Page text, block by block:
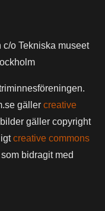
o Tekniska museet
gäller creative
gäller copyright
creative commons
bidragit med